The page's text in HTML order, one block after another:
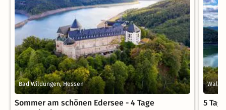
Bad Wildungen, Hessen
Sommer am schönen Edersee - 4 Tage
5